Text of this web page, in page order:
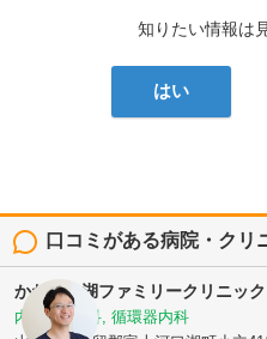
知りたい情報は
はい
口コミがある病院・クリ
かわぐち湖ファミリークリニック
内科, 小児科, 循環器内科